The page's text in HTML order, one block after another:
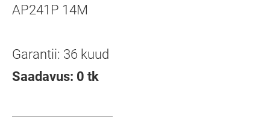
AP241P 14M
Garantii: 36 kuud
Saadavus: 0 tk